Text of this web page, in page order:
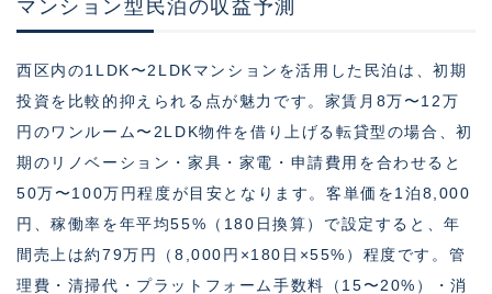
マンション型民泊の収益予測
西区内の1LDK〜2LDKマンションを活用した民泊は、初期
投資を比較的抑えられる点が魅力です。家賃月8万〜12万
円のワンルーム〜2LDK物件を借り上げる転貸型の場合、初
期のリノベーション・家具・家電・申請費用を合わせると
50万〜100万円程度が目安となります。客単価を1泊8,000
円、稼働率を年平均55%（180日換算）で設定すると、年
間売上は約79万円（8,000円×180日×55%）程度です。管
理費・清掃代・プラットフォーム手数料（15〜20%）・消